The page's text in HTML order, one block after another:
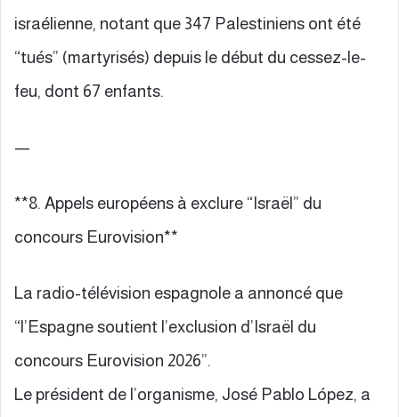
israélienne, notant que 347 Palestiniens ont été
“tués” (martyrisés) depuis le début du cessez-le-
feu, dont 67 enfants.
—
**8. Appels européens à exclure “Israël” du
concours Eurovision**
La radio-télévision espagnole a annoncé que
“l’Espagne soutient l’exclusion d’Israël du
concours Eurovision 2026”.
Le président de l’organisme, José Pablo López, a